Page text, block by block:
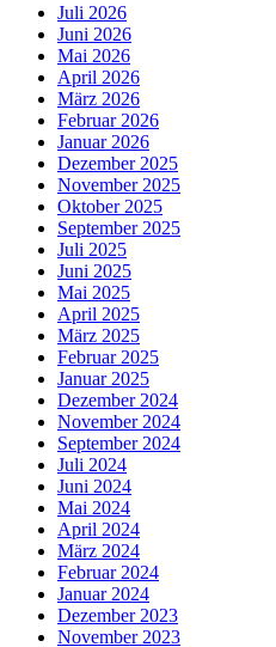
Juli 2026
Juni 2026
Mai 2026
April 2026
März 2026
Februar 2026
Januar 2026
Dezember 2025
November 2025
Oktober 2025
September 2025
Juli 2025
Juni 2025
Mai 2025
April 2025
März 2025
Februar 2025
Januar 2025
Dezember 2024
November 2024
September 2024
Juli 2024
Juni 2024
Mai 2024
April 2024
März 2024
Februar 2024
Januar 2024
Dezember 2023
November 2023